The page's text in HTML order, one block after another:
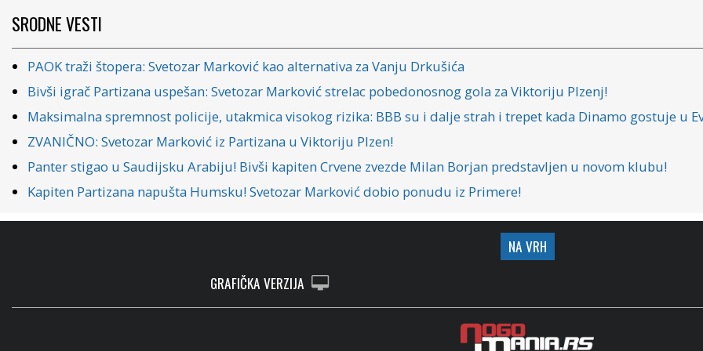
SRODNE VESTI
PAOK traži štopera: Svetozar Marković kao alternativa za Vanju Drkušića
Bivši igrač Partizana uspešan: Svetozar Marković strelac pobedonosnog gola za Viktoriju Plzenj!
Maksimalna spremnost policije, utakmica visokog rizika: BBB su i dalje strah i trepet kada Dinamo gostuje u
ZVANIČNO: Svetozar Marković iz Partizana u Viktoriju Plzen!
Panter stigao u Saudijsku Arabiju! Bivši kapiten Crvene zvezde Milan Borjan predstavljen u novom klubu!
Kapiten Partizana napušta Humsku! Svetozar Marković dobio ponudu iz Primere!
NA VRH
GRAFIČKA VERZIJA